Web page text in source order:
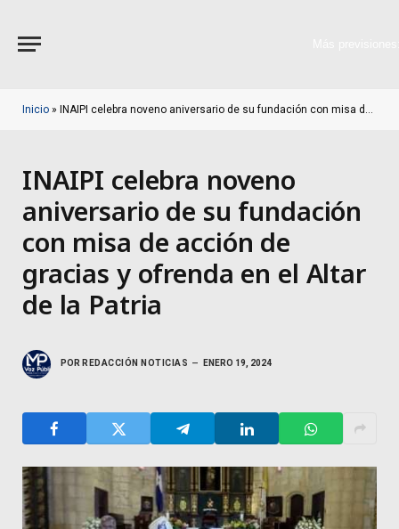
Inicio » INAIPI celebra noveno aniversario de su fundación con misa de acción de gracias y ofrenda en el Altar de la Patria
INAIPI celebra noveno
aniversario de su fundación
con misa de acción de
gracias y ofrenda en el Altar
de la Patria
POR REDACCIÓN NOTICIAS ENERO 19, 2024